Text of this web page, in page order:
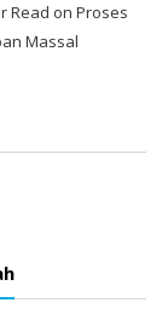
Read on Proses
Massal